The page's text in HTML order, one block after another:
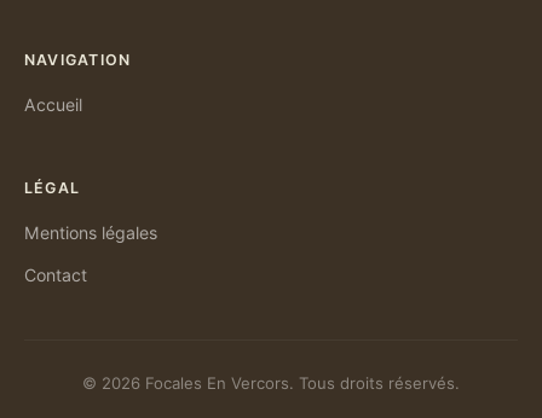
NAVIGATION
Accueil
LÉGAL
Mentions légales
Contact
© 2026 Focales En Vercors. Tous droits réservés.